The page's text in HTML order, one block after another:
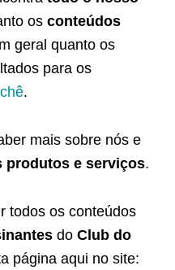
os conteúdos
geral quanto os
para os
.
mais sobre nós e
produtos e serviços.
todos os conteúdos
do Club do
página aqui no site: